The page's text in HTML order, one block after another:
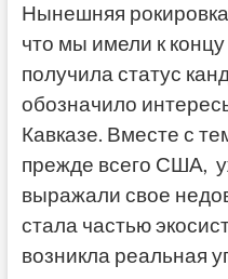
Нынешняя
что мы имели к
получила статус
обозначило
Кавказе. Вместе с
прежде всего США,
выражали свое
стала частью
возникла реальная